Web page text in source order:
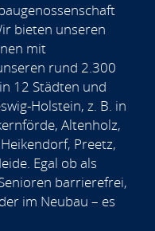
bieten unseren
mit
rund 2.300
12 Städten und
Holstein, z. B. in
Altenholz,
Preetz,
Egal ob als
barrierefrei,
im Neubau – es